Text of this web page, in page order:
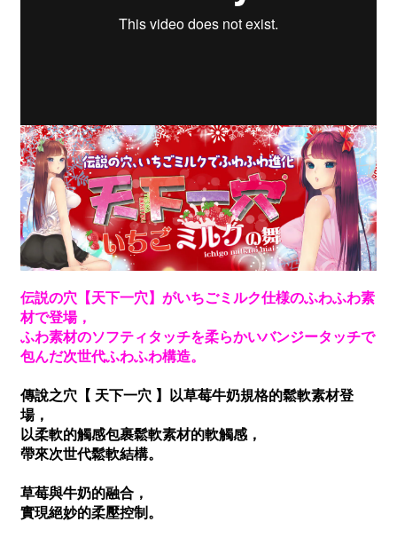
伝説の穴【天下一穴】がいちごミルク仕様のふわふわ素
材で登場，
ふわ素材のソフティタッチを柔らかいバンジータッチで
包んだ次世代ふわふわ構造。
傳說之穴【 天下一穴 】以草莓牛奶規格的鬆軟素材登
場，
以柔軟的觸感包裹鬆軟素材的軟觸感，
帶來次世代鬆軟結構。
草莓與牛奶的融合，
實現絕妙的柔壓控制。